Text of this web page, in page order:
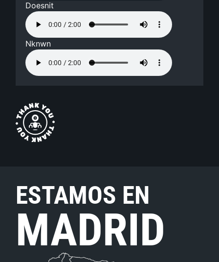
Doesnit
Nknwn
ESTAMOS EN
MADRID